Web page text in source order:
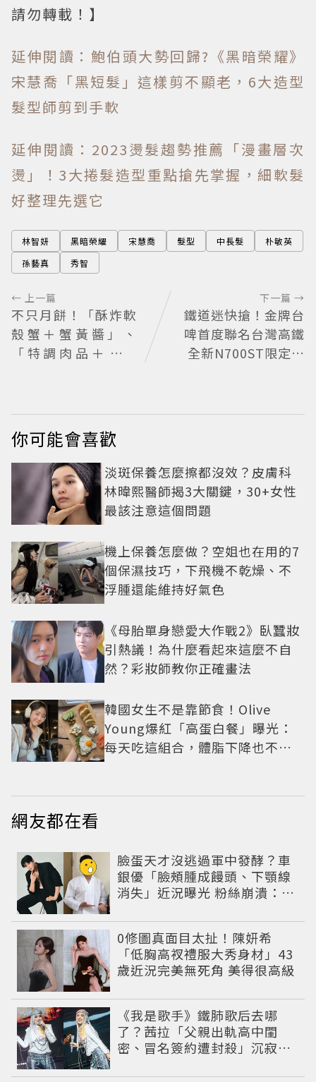
請勿轉載！】
延伸閱讀：鮑伯頭大勢回歸?《黑暗榮耀》
宋慧喬「黑短髮」這樣剪不顯老，6大造型
髮型師剪到手軟
延伸閱讀：2023燙髮趨勢推薦「漫畫層次
燙」！3大捲髮造型重點搶先掌握，細軟髮
好整理先選它
林智妍 黑暗榮耀 宋慧喬 髮型 中長髮
朴敏英
孫藝真
秀智
← 上一篇
不只月餅！「酥炸軟
殼蟹＋蟹黃醬」、
「特調肉品＋調味
下一篇 →
鐵道迷快搶！金牌台
啤首度聯名台灣高鐵
全新N700ST限定罐
你可能會喜歡
淡斑保養怎麼擦都沒效？皮膚科
林暐熙醫師揭3大關鍵，30+女性
最該注意這個問題
機上保養怎麼做？空姐也在用的7
個保濕技巧，下飛機不乾燥、不
浮腫還能維持好氣色
《母胎單身戀愛大作戰2》臥蠶妝
引熱議！為什麼看起來這麼不自
然？彩妝師教你正確畫法
韓國女生不是靠節食！Olive
Young爆紅「高蛋白餐」曝光：
每天吃這組合，體脂下降也不怕
網友都在看
臉蛋天才沒逃過軍中發酵？車
銀優「臉頰腫成饅頭、下顎線
消失」近況曝光 粉絲崩潰：空
0修圖真面目太扯！陳妍希
「低胸高衩禮服大秀身材」43
歲近況完美無死角 美得很高級
《我是歌手》鐵肺歌后去哪
了？茜拉「父親出軌高中閨
密、冒名簽約遭封殺」沉寂12